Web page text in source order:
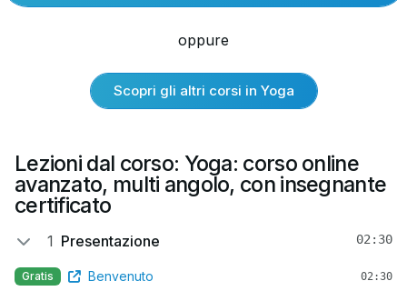
oppure
Scopri gli altri corsi in Yoga
Lezioni dal corso: Yoga: corso online
avanzato, multi angolo, con insegnante
certificato
1 Presentazione 02:30
Gratis Benvenuto 02:30